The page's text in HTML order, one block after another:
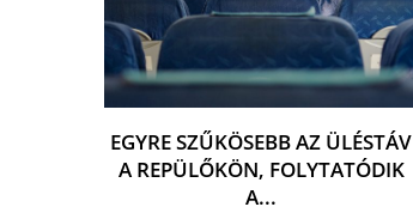
EGYRE SZŰKÖSEBB AZ ÜLÉSTÁV
A REPÜLŐKÖN, FOLYTATÓDIK
A...